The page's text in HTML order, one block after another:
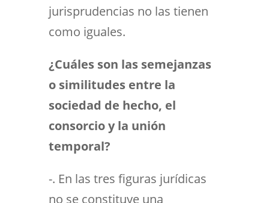
jurisprudencias no las tienen
como iguales.
¿Cuáles son las semejanzas
o similitudes entre la
sociedad de hecho, el
consorcio y la unión
temporal?
-. En las tres figuras jurídicas
no se constituye una